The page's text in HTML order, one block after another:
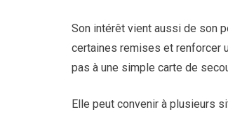
Son intérêt vient aussi de son
certaines remises et renforcer
pas à une simple carte de
Elle peut convenir à plusieurs